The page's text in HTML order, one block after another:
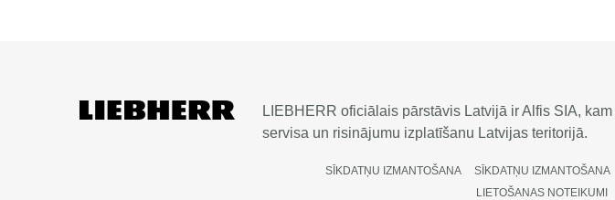
LIEBHERR oficiālais pārstāvis Latvijā ir Alfis SIA,
servisa un risinājumu izplatīšanu Latvijas teritorijā.
SĪKDATŅU IZMANTOŠANA SĪKDATŅU IZMANTOŠANA
LIETOŠANAS NOTEIKUMI